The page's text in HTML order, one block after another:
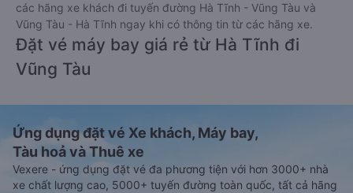
các hãng xe khách đi tuyến đường Hà Tĩnh - Vũng Tàu và
Vũng Tàu - Hà Tĩnh ngay khi có thông tin từ các hãng xe.
Đặt vé máy bay giá rẻ từ Hà Tĩnh đi
Vũng Tàu
Ứng dụng đặt vé Xe khách, Máy bay,
Tàu hoả và Thuê xe
Vexere - ứng dụng đặt vé đa phương tiện với hơn 3000+ nhà
xe chất lượng cao, 5000+ tuyến đường toàn quốc, tất cả hãng